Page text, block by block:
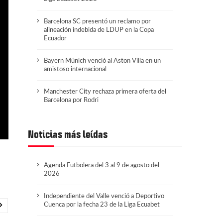
Barcelona SC presentó un reclamo por
alineación indebida de LDUP en la Copa
Ecuador
Bayern Múnich venció al Aston Villa en un
amistoso internacional
Manchester City rechaza primera oferta del
Barcelona por Rodri
Noticias más leídas
Agenda Futbolera del 3 al 9 de agosto del
2026
Independiente del Valle venció a Deportivo
Cuenca por la fecha 23 de la Liga Ecuabet